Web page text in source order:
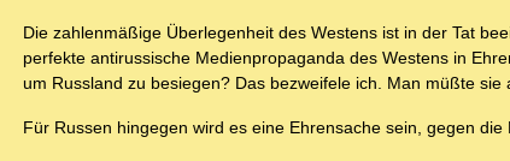
Die zahlenmäßige Überlegenheit des Westens ist in der Tat
perfekte antirussische Medienpropaganda des Westens in
um Russland zu besiegen? Das bezweifele ich. Man müßte sie
Für Russen hingegen wird es eine Ehrensache sein, gegen